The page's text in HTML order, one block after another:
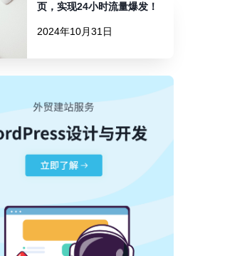
页，实现24小时流量爆发！
2024年10月31日